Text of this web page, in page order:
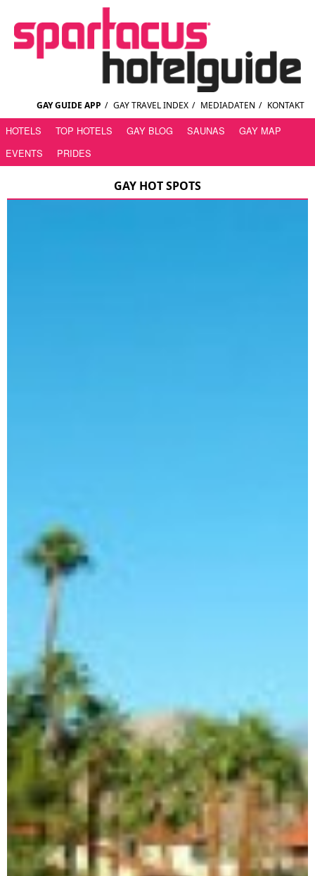
GAY GUIDE APP / GAY TRAVEL INDEX / MEDIADATEN / KONTAKT
HOTELS TOP HOTELS GAY BLOG SAUNAS
GAY MAP
EVENTS
PRIDES
GAY HOT SPOTS